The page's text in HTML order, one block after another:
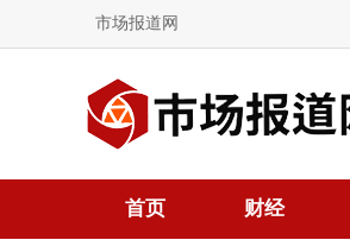
市场报道网
首页 财经